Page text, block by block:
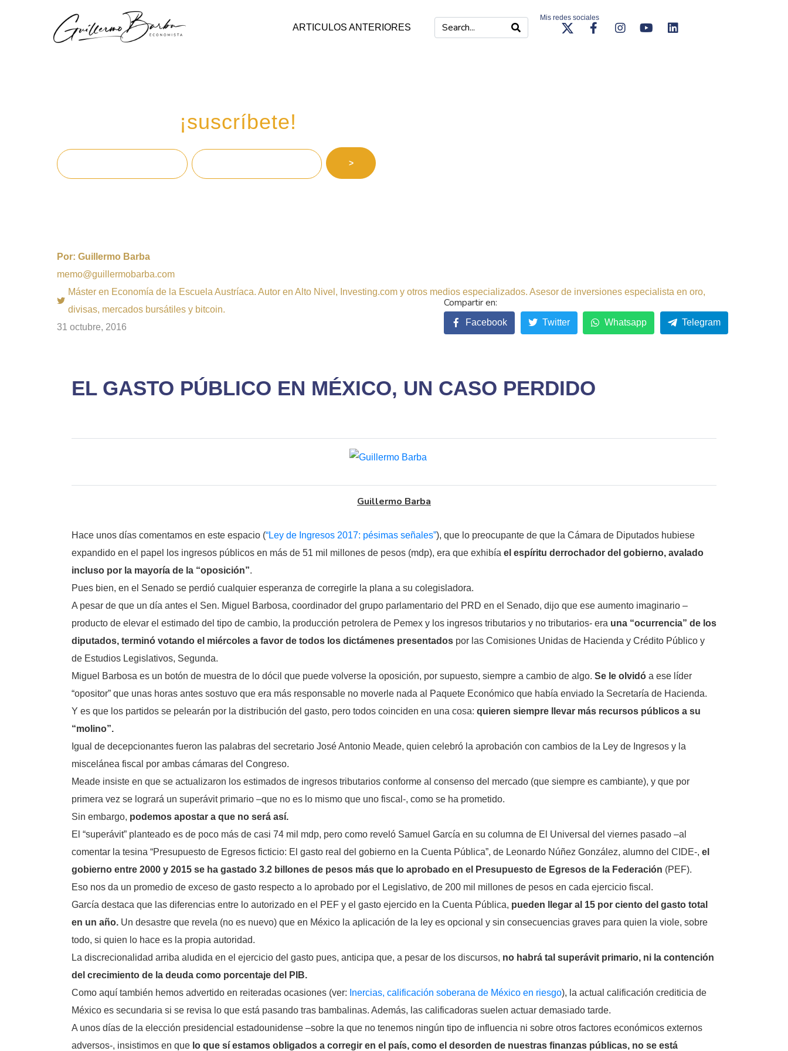
ARTICULOS ANTERIORES
Mis redes sociales
¡suscríbete!
>
Por: Guillermo Barba
memo@guillermobarba.com
Máster en Economía de la Escuela Austríaca. Autor en Alto Nivel, Investing.com y otros medios especializados. Asesor de inversiones especialista en oro,
divisas, mercados bursátiles y bitcoin.
31 octubre, 2016
EL GASTO PÚBLICO EN MÉXICO, UN CASO PERDIDO
Guillermo Barba
Hace unos días comentamos en este espacio (“Ley de Ingresos 2017: pésimas señales”), que lo preocupante de que la Cámara de Diputados hubiese
expandido en el papel los ingresos públicos en más de 51 mil millones de pesos (mdp), era que exhibía el espíritu derrochador del gobierno, avalado
incluso por la mayoría de la “oposición”.
Pues bien, en el Senado se perdió cualquier esperanza de corregirle la plana a su colegisladora.
A pesar de que un día antes el Sen. Miguel Barbosa, coordinador del grupo parlamentario del PRD en el Senado, dijo que ese aumento imaginario –
producto de elevar el estimado del tipo de cambio, la producción petrolera de Pemex y los ingresos tributarios y no tributarios- era una “ocurrencia” de los
diputados, terminó votando el miércoles a favor de todos los dictámenes presentados por las Comisiones Unidas de Hacienda y Crédito Público y
de Estudios Legislativos, Segunda.
Miguel Barbosa es un botón de muestra de lo dócil que puede volverse la oposición, por supuesto, siempre a cambio de algo. Se le olvidó a ese líder
“opositor” que unas horas antes sostuvo que era más responsable no moverle nada al Paquete Económico que había enviado la Secretaría de Hacienda.
Y es que los partidos se pelearán por la distribución del gasto, pero todos coinciden en una cosa: quieren siempre llevar más recursos públicos a su
“molino”.
Igual de decepcionantes fueron las palabras del secretario José Antonio Meade, quien celebró la aprobación con cambios de la Ley de Ingresos y la
miscelánea fiscal por ambas cámaras del Congreso.
Meade insiste en que se actualizaron los estimados de ingresos tributarios conforme al consenso del mercado (que siempre es cambiante), y que por
primera vez se logrará un superávit primario –que no es lo mismo que uno fiscal-, como se ha prometido.
Sin embargo, podemos apostar a que no será así.
El “superávit” planteado es de poco más de casi 74 mil mdp, pero como reveló Samuel García en su columna de El Universal del viernes pasado –al
comentar la tesina “Presupuesto de Egresos ficticio: El gasto real del gobierno en la Cuenta Pública”, de Leonardo Núñez González, alumno del CIDE-, el
gobierno entre 2000 y 2015 se ha gastado 3.2 billones de pesos más que lo aprobado en el Presupuesto de Egresos de la Federación (PEF).
Eso nos da un promedio de exceso de gasto respecto a lo aprobado por el Legislativo, de 200 mil millones de pesos en cada ejercicio fiscal.
García destaca que las diferencias entre lo autorizado en el PEF y el gasto ejercido en la Cuenta Pública, pueden llegar al 15 por ciento del gasto total
en un año. Un desastre que revela (no es nuevo) que en México la aplicación de la ley es opcional y sin consecuencias graves para quien la viole, sobre
todo, si quien lo hace es la propia autoridad.
La discrecionalidad arriba aludida en el ejercicio del gasto pues, anticipa que, a pesar de los discursos, no habrá tal superávit primario, ni la contención
del crecimiento de la deuda como porcentaje del PIB.
Como aquí también hemos advertido en reiteradas ocasiones (ver: Inercias, calificación soberana de México en riesgo), la actual calificación crediticia de
México es secundaria si se revisa lo que está pasando tras bambalinas. Además, las calificadoras suelen actuar demasiado tarde.
A unos días de la elección presidencial estadounidense –sobre la que no tenemos ningún tipo de influencia ni sobre otros factores económicos externos
adversos-, insistimos en que lo que sí estamos obligados a corregir en el país, como el desorden de nuestras finanzas públicas, no se está
Facebook Twitter Whatsapp Telegram